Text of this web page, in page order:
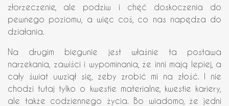
złorzeczenie, ale podziw i chęć doskoczenia do
pewnego poziomu, a więc coś, co nas napędza do
działania.
Na drugim biegunie jest właśnie ta postawa
narzekania, zawiści i wypominania, że inni mają lepiej, a
cały świat uwziął się, żeby zrobić mi na złość. I nie
chodzi tutaj tylko o kwestie materialne, kwestie kariery,
ale także codziennego życia. Bo wiadomo, że jedni